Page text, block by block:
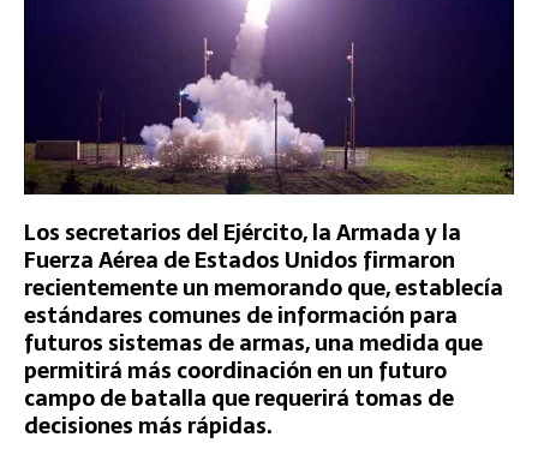
Los secretarios del Ejército, la Armada y la
Fuerza Aérea de Estados Unidos firmaron
recientemente un memorando que, establecía
estándares comunes de información para
futuros sistemas de armas, una medida que
permitirá más coordinación en un futuro
campo de batalla que requerirá tomas de
decisiones más rápidas.